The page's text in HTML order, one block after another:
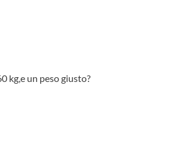
kg,e un peso giusto?